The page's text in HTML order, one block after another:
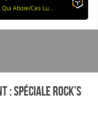
Soan: Celui Qui Aboie/Ces Lumières
Spéciale Rock’s